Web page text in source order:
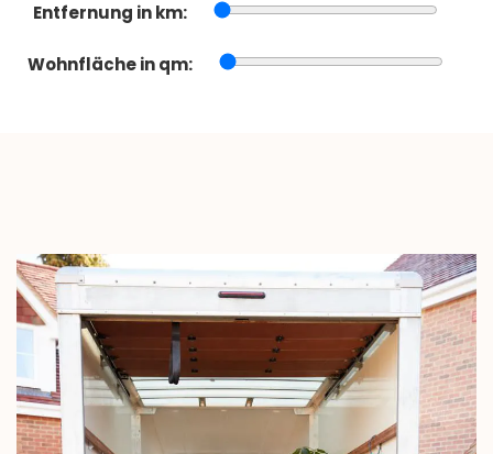
Entfernung in km:
Wohnfläche in qm: